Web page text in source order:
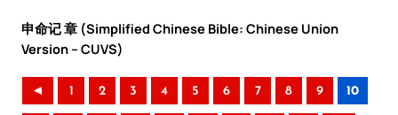
申命记 章 (Simplified Chinese Bible: Chinese Union
Version – CUVS)
◄ 1 2 3 4 5 6 7 8 9 10